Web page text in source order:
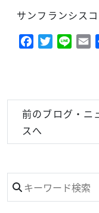
サンフランシス
Facebook
Twitter
Line
前のブログ・ニ
スへ